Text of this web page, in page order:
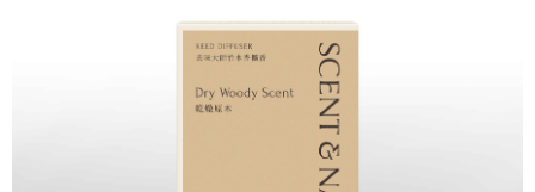
１．透過由恩沛科技股份有限公司提供之「AFTEE先享後付」服務完成之交
易，需依本服務之必要範圍內提供個人資料，並將交易相關給付款項請求債
２．關於個人資料處理事宜，請瀏覽以下網址：
３．未成年的使用者請事先徵得法定代理人或監護人之同意方可使用
「AFTEE先享後付」，若未經同意申辦者引起之損失，本公司不負相關責
每筆NT$120，滿NT$899(含以上)免運費